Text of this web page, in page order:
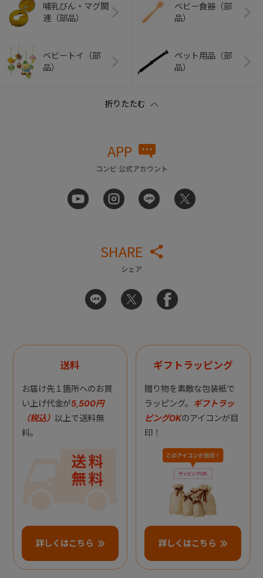
哺乳びん・マグ関
連（部品）
ベビー食器（部
品）
ベビートイ（部
品）
ペット用品（部
品）
APP
コンビ 公式アカウント
SHARE
シェア
送料
お届け先１箇所へのお買
い上げ代金が5,500円
（税込） 以上で送料無
料。
詳しくはこちら
ギフトラッピング
贈り物を素敵な包装紙で
ラッピング。 ギフトラッ
ピングOKのアイコンが目
印！
詳しくはこちら